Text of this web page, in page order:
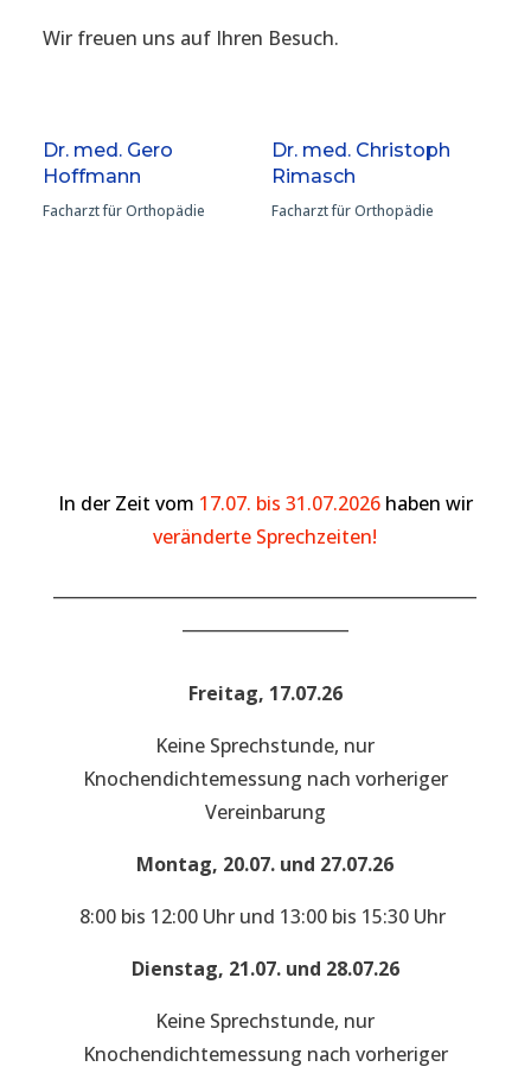
Wir freuen uns auf Ihren Besuch.
Dr. med. Gero
Hoffmann
Facharzt für Orthopädie
Dr. med. Christoph
Rimasch
Facharzt für Orthopädie
In der Zeit vom 17.07. bis 31.07.2026 haben wir
veränderte Sprechzeiten!
Freitag, 17.07.26
Keine Sprechstunde, nur
Knochendichtemessung nach vorheriger
Vereinbarung
Montag, 20.07. und 27.07.26
8:00 bis 12:00 Uhr und 13:00 bis 15:30 Uhr
Dienstag, 21.07. und 28.07.26
Keine Sprechstunde, nur
Knochendichtemessung nach vorheriger